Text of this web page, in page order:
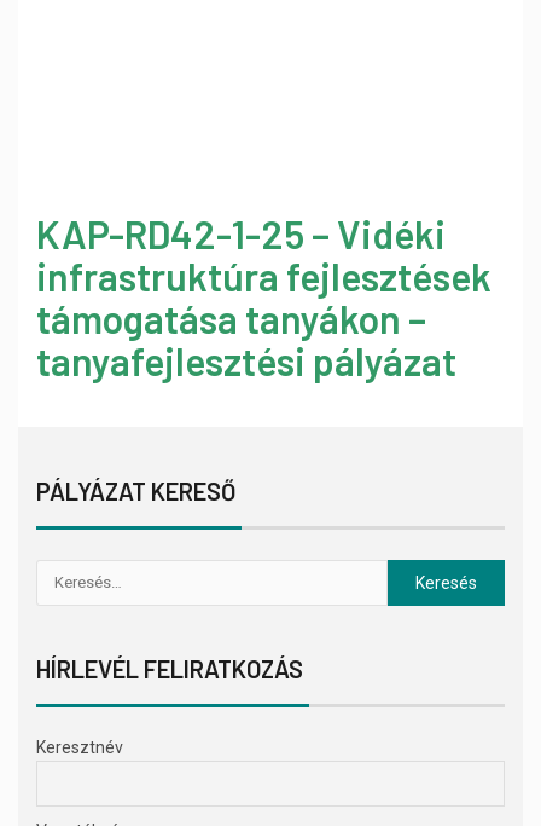
KAP-RD42-1-25 – Vidéki
infrastruktúra fejlesztések
támogatása tanyákon –
tanyafejlesztési pályázat
PÁLYÁZAT KERESŐ
HÍRLEVÉL FELIRATKOZÁS
Keresztnév